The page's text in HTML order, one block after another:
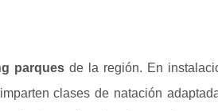
parques de la región. En
clases de natación